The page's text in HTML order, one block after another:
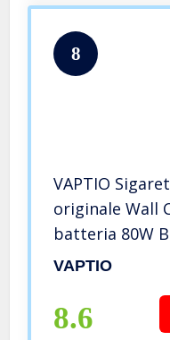
8
VAPTIO
originale Wall
batteria 80W
E Liquido No
VAPTIO
8.6